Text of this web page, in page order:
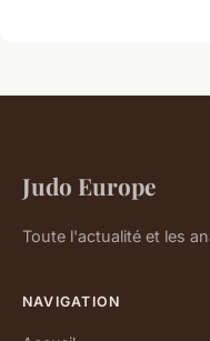
Judo Europe
Toute l'actualité et les
NAVIGATION